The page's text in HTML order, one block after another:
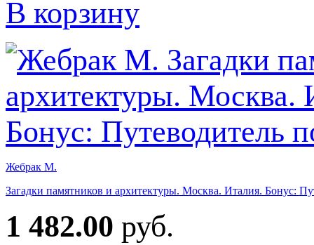
В корзину
Жебрак М.
Загадки памятников и архитектуры. Москва. Италия. Бонус:
1 482.00 руб.